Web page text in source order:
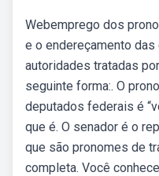
Webemprego dos
e o endereçamento
autoridades tratadas
seguinte forma:. O
deputados federais é
que é. O senador é o
que são pronomes de
completa. Você